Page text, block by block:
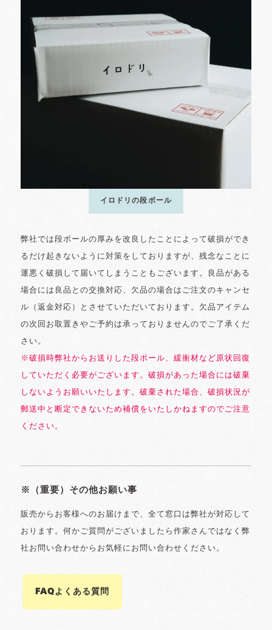
イロドリの段ボール
弊社では段ボールの厚みを改良したことによって破損ができ
るだけ起きないように対策をしておりますが、残念なことに
運悪く破損して届いてしまうこともございます。良品がある
場合には良品との交換対応、欠品の場合はご注文のキャンセ
ル（返金対応）とさせていただいております。欠品アイテム
の次回お取置きやご予約は承っておりませんのでご了承くだ
さい。
※破損時弊社からお送りした段ボール、緩衝材など原状回復
していただく必要がございます。破損があった場合には破棄
しないようお願いいたします。破棄された場合、破損状況が
郵送中と断定できないため補償をいたしかねますのでご注意
ください。
※（重要）その他お願い事
販売からお客様へのお届けまで、全て窓口は弊社が対応して
おります。何かご質問がございましたら作家さんではなく弊
社お問い合わせからお気軽にお問い合わせください。
FAQよくある質問